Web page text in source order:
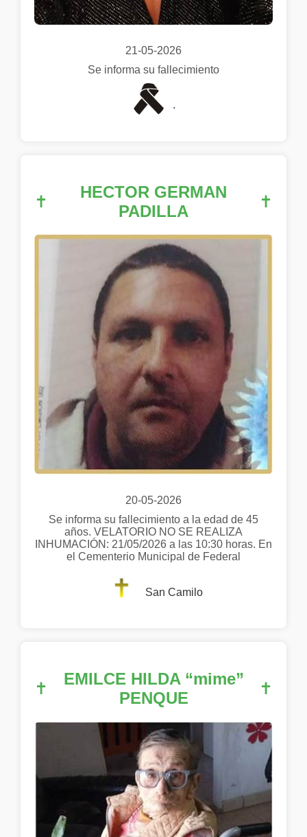
21-05-2026
Se informa su fallecimiento
.
✝
HECTOR GERMAN
PADILLA
✝
20-05-2026
Se informa su fallecimiento a la edad de 45
años. VELATORIO NO SE REALIZA
INHUMACIÓN: 21/05/2026 a las 10:30 horas. En
el Cementerio Municipal de Federal
San Camilo
✝
EMILCE HILDA “mime”
PENQUE
✝